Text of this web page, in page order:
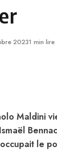
20231 min lire
Maldini
le